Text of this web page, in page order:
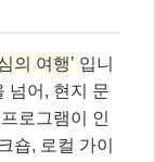
의 여행’ 입니
넘어, 현지 문
로그램이 인
숍, 로컬 가이